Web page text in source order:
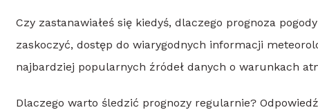
Czy zastanawiałeś się kiedyś, dlaczego prognoza
zaskoczyć, dostęp do wiarygodnych informacji
najbardziej popularnych źródeł danych o warunkach
Dlaczego warto śledzić prognozy regularnie?